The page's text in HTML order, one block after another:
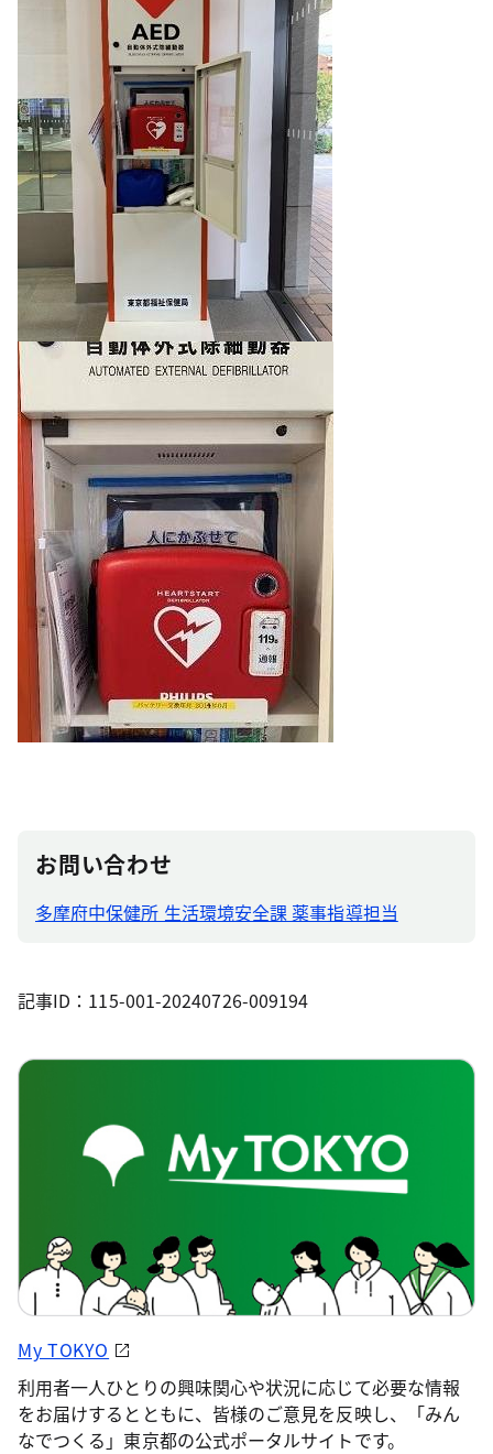
お問い合わせ
多摩府中保健所 生活環境安全課 薬事指導担当
記事ID：115-001-20240726-009194
My TOKYO
利用者一人ひとりの興味関心や状況に応じて必要な情報
をお届けするとともに、皆様のご意見を反映し、「みん
なでつくる」東京都の公式ポータルサイトです。